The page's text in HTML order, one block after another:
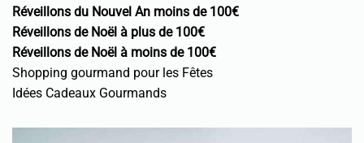
Réveillons du Nouvel An moins de 100€
Réveillons de Noël à plus de 100€
Réveillons de Noël à moins de 100€
Shopping gourmand pour les Fêtes
Idées Cadeaux Gourmands